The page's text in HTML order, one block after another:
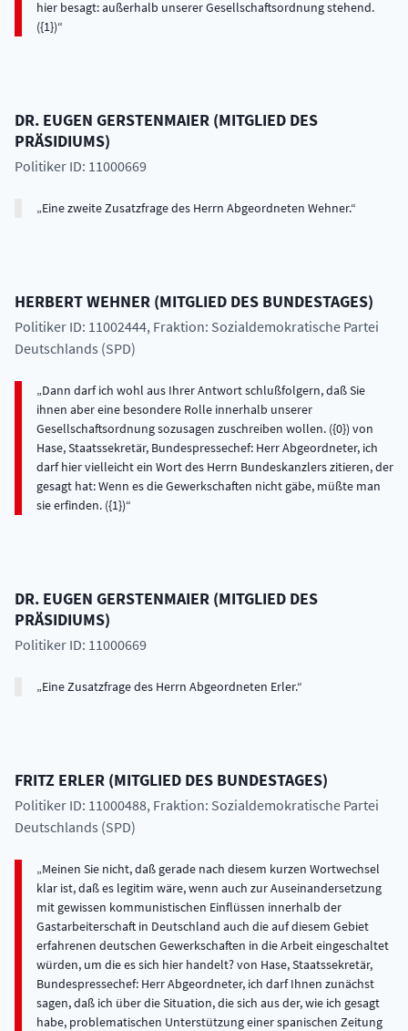
hier besagt: außerhalb unserer Gesellschaftsordnung stehend.
({1})
DR. EUGEN GERSTENMAIER (MITGLIED DES
PRÄSIDIUMS)
Politiker ID: 11000669
Eine zweite Zusatzfrage des Herrn Abgeordneten Wehner.
HERBERTWEHNER (MITGLIED DES BUNDESTAGES)
Politiker ID: 11002444, Fraktion: Sozialdemokratische Partei
Deutschlands (SPD)
Dann darf ich wohl aus Ihrer Antwort schlußfolgern, daß Sie
ihnen aber eine besondere Rolle innerhalb unserer
Gesellschaftsordnung sozusagen zuschreiben wollen. ({0}) von
Hase, Staatssekretär, Bundespressechef: Herr Abgeordneter, ich
darf hier vielleicht ein Wort des Herrn Bundeskanzlers zitieren, der
gesagt hat: Wenn es die Gewerkschaften nicht gäbe, müßte man
sie erfinden. ({1})
DR. EUGEN GERSTENMAIER (MITGLIED DES
PRÄSIDIUMS)
Politiker ID: 11000669
Eine Zusatzfrage des Herrn Abgeordneten Erler.
FRITZ ERLER (MITGLIED DES BUNDESTAGES)
Politiker ID: 11000488, Fraktion: Sozialdemokratische Partei
Deutschlands (SPD)
Meinen Sie nicht, daß gerade nach diesem kurzen Wortwechsel
klar ist, daß es legitim wäre, wenn auch zur Auseinandersetzung
mit gewissen kommunistischen Einflüssen innerhalb der
Gastarbeiterschaft in Deutschland auch die auf diesem Gebiet
erfahrenen deutschen Gewerkschaften in die Arbeit eingeschaltet
würden, um die es sich hier handelt? von Hase, Staatssekretär,
Bundespressechef: Herr Abgeordneter, ich darf Ihnen zunächst
sagen, daß ich über die Situation, die sich aus der, wie ich gesagt
habe, problematischen Unterstützung einer spanischen Zeitung